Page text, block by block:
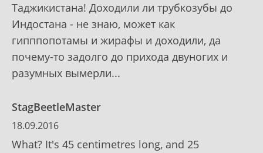
Таджикистана! Доходили ли трубкозубы до
Индостана - не знаю, может как
гипппопотамы и жирафы и доходили, да
почему-то задолго до прихода двуногих и
разумных вымерли...
StagBeetleMaster
18.09.2016
What? It's 45 centimetres long, and 25